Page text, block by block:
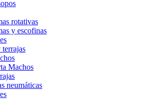
rotativas
y escofinas
Machos
neumáticas